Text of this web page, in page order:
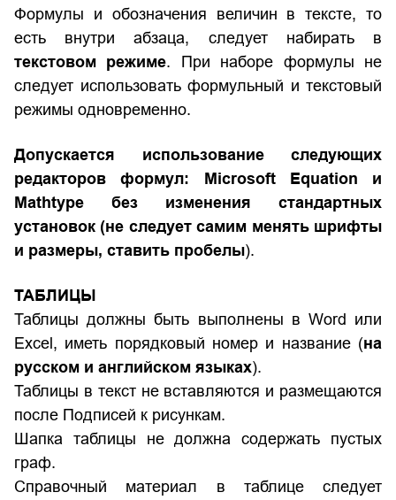
Формулы и обозначения величин в тексте, то
есть внутри абзаца, следует набирать в
текстовом режиме. При наборе формулы не
следует использовать формульный и текстовый
режимы одновременно.
Допускается использование следующих
редакторов формул: Microsoft Equation и
Mathtype без изменения стандартных
установок (не следует самим менять шрифты
и размеры, ставить пробелы).
ТАБЛИЦЫ
Таблицы должны быть выполнены в Word или
Excel, иметь порядковый номер и название (на
русском и английском языках).
Таблицы в текст не вставляются и размещаются
после Подписей к рисункам.
Шапка таблицы не должна содержать пустых
граф.
Справочный материал в таблице следует